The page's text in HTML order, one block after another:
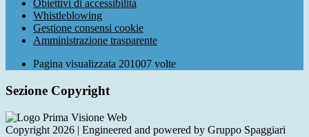
Obiettivi di accessibilità
Whistleblowing
Gestione consensi cookie
Amministrazione trasparente
Pagina visualizzata 201007 volte
Sezione Copyright
Copyright 2026 | Engineered and powered by Gruppo Spaggiari